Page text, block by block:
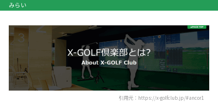
みらい
引用元：https://x-golfclub.jp/#ancor1